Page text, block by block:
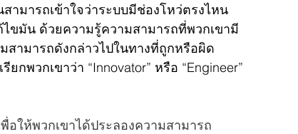
ามารถเข้าใจว่าระบบมีช่องโหว่ตรงไหน
ขมัน ด้วยความรู้ความสามารถที่พวกเขามี
ามารถดังกล่าวไปในทางที่ถูกหรือผิด
กพวกเขาว่า “Innovator” หรือ “Engineer”
ให้พวกเขาได้ประลองความสามารถ